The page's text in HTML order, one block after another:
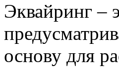
Эквайринг –
основу для